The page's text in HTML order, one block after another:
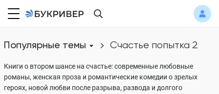
Популярные темы счастье попытка 2
Книги о втором шансе на счастье: современные любовные
романы, женская проза и романтические комедии о зрелых
героях, новой любви после разрыва, развода и долгого